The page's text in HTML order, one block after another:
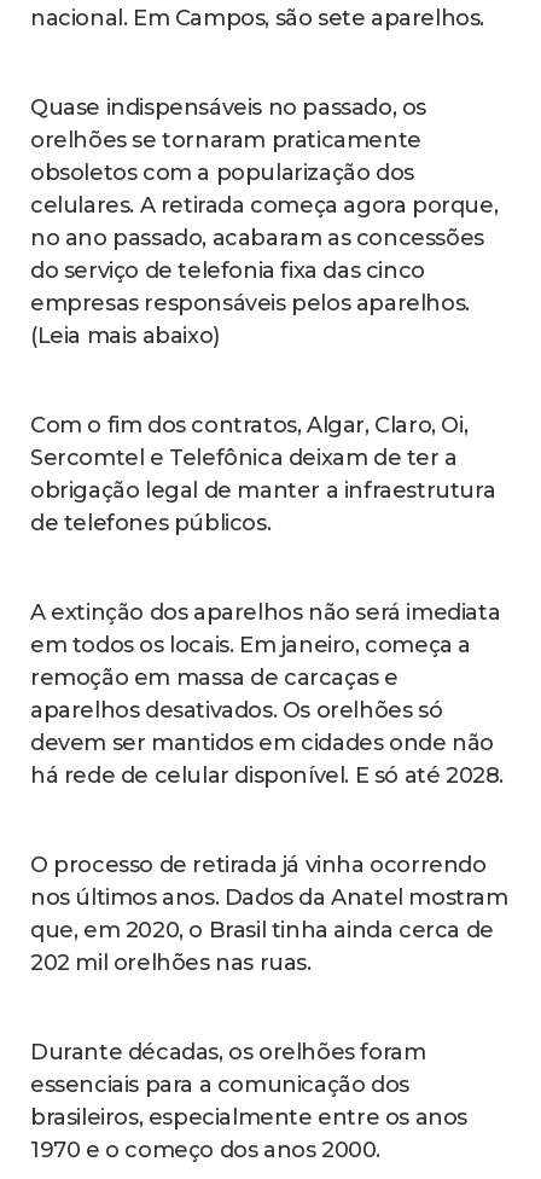
nacional. Em Campos, são sete aparelhos.
Quase indispensáveis no passado, os
orelhões se tornaram praticamente
obsoletos com a popularização dos
celulares. A retirada começa agora porque,
no ano passado, acabaram as concessões
do serviço de telefonia fixa das cinco
empresas responsáveis pelos aparelhos.
(Leia mais abaixo)
Com o fim dos contratos, Algar, Claro, Oi,
Sercomtel e Telefônica deixam de ter a
obrigação legal de manter a infraestrutura
de telefones públicos.
A extinção dos aparelhos não será imediata
em todos os locais. Em janeiro, começa a
remoção em massa de carcaças e
aparelhos desativados. Os orelhões só
devem ser mantidos em cidades onde não
há rede de celular disponível. E só até 2028.
O processo de retirada já vinha ocorrendo
nos últimos anos. Dados da Anatel mostram
que, em 2020, o Brasil tinha ainda cerca de
202 mil orelhões nas ruas.
Durante décadas, os orelhões foram
essenciais para a comunicação dos
brasileiros, especialmente entre os anos
1970 e o começo dos anos 2000.